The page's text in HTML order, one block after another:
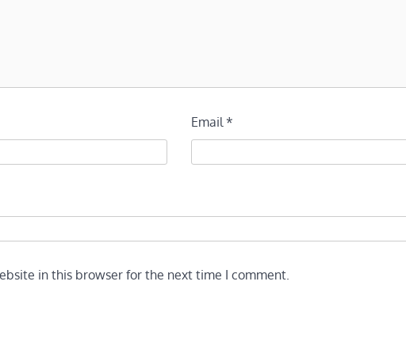
Email*
in this browser for the next time I comment.